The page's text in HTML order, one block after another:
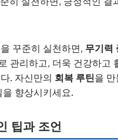
을 꾸준히 실천하면, 무기력
관리하고, 더욱 건강하고
. 자신만의 회복 루틴을
을 향상시키세요.
팁과 조언